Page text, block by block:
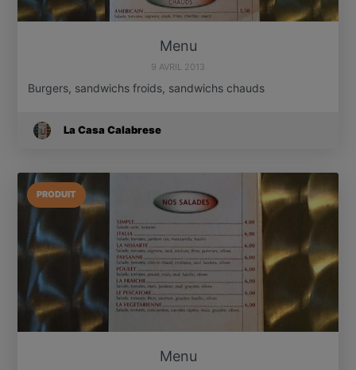
Menu
9 AVRIL 2013
Burgers, sandwichs froids, sandwichs chauds
La Casa Calabrese
PRODUIT
Menu